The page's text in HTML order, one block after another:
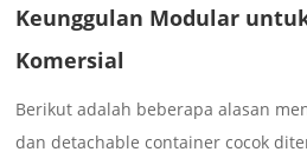
Keunggulan Modular
Komersial
Berikut adalah beberapa alasan
dan detachable container cocok